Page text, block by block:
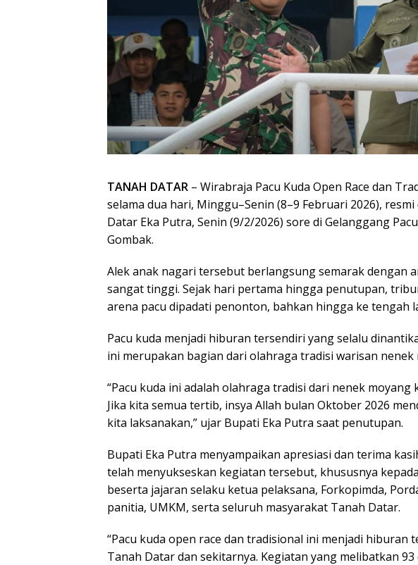
TANAH DATAR – Wirabraja Pacu Kuda Open Race dan
selama dua hari, Minggu–Senin (8–9 Februari 2026),
Datar Eka Putra, Senin (9/2/2026) sore di Gelanggang
Gombak.
Alek anak nagari tersebut berlangsung semarak dengan
sangat tinggi. Sejak hari pertama hingga penutupan,
arena pacu dipadati penonton, bahkan hingga ke tengah
Pacu kuda menjadi hiburan tersendiri yang selalu
ini merupakan bagian dari olahraga tradisi warisan nenek
“Pacu kuda ini adalah olahraga tradisi dari nenek moyang
Jika kita semua tertib, insya Allah bulan Oktober 2026
kita laksanakan,” ujar Bupati Eka Putra saat penutupan.
Bupati Eka Putra menyampaikan apresiasi dan terima
telah menyukseskan kegiatan tersebut, khususnya
beserta jajaran selaku ketua pelaksana, Forkopimda,
panitia, UMKM, serta seluruh masyarakat Tanah Datar.
“Pacu kuda open race dan tradisional ini menjadi hiburan
Tanah Datar dan sekitarnya. Kegiatan yang melibatkan